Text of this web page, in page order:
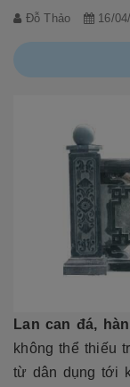
Đỗ Thảo 16/
Lan can đá,
không thể thiếu
từ dân dụng tới